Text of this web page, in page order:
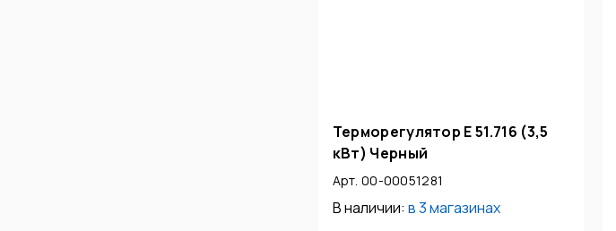
Терморегулятор E 51.716 (3,5
кВт) Черный
Арт. 00-00051281
В наличии: в3 магазинах